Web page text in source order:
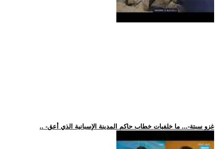
.. -غزو سبتة-... ما خلفيات خطاب حاكم المدينة الإسبانية الذي أعق